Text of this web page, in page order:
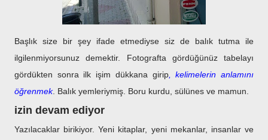
Başlık size bir şey ifade etmediyse siz de balık tutma ile
ilgilenmiyorsunuz demektir. Fotografta gördüğünüz tabelayı
gördükten sonra ilk işim dükkana girip, kelimelerin anlamını
öğrenmek. Balık yemleriymiş. Boru kurdu, sülünes ve mamun.
izin devam ediyor
Yazılacaklar birikiyor. Yeni kitaplar, yeni mekanlar, insanlar ve